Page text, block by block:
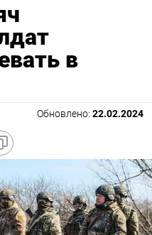
в
Обновлено: 22.02.2024